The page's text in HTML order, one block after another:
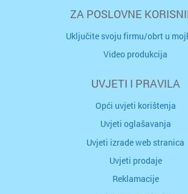
ZA POSLOVNE
Uključite svoju firmu/obrt u
Video produkcija
UVJETI I PRAVILA
Opći uvjeti korištenja
Uvjeti oglašavanja
Uvjeti izrade web stranica
Uvjeti prodaje
Reklamacije